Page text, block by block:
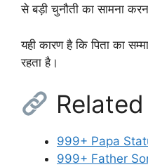
से बड़ी चुनौती का सामना
यही कारण है कि पिता का
रहता है।
999+ Papa
999+ Father